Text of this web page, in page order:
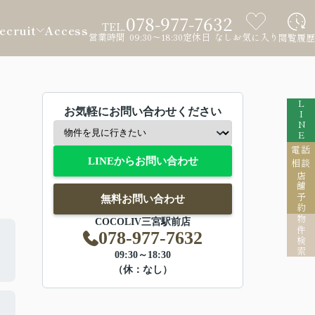
Access TEL.078-977-7632
営業時間 09:30～18:30定休日 なし お気に入り 閲覧履歴
LINE
電話
相談
店舗予約
物件検索
お気軽にお問い合わせください
LINEからお問い合わせ
無料お問い合わせ
COCOLIV三宮駅前店
078-977-7632
09:30～18:30
（休：なし）